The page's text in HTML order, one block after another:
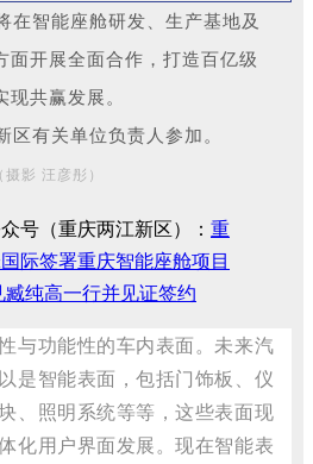
在智能座舱研发、生产基地及
面开展全面合作，打造百亿级
共赢发展。
区有关单位负责人参加。
摄影 汪彦彤）
号（重庆两江新区）： 重
际签署重庆智能座舱项目
纯高一行并见证签约
与功能性的车内表面。未来汽
是智能表面，包括门饰板、仪
、照明系统等等，这些表面现
化用户界面发展。现在智能表